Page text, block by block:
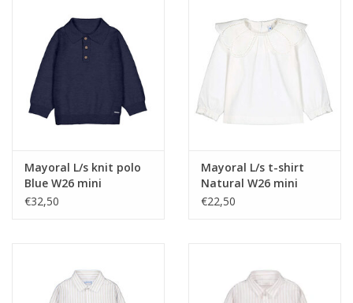
Mayoral L/s knit polo
Blue W26 mini
€32,50
Mayoral L/s t-shirt
Natural W26 mini
€22,50